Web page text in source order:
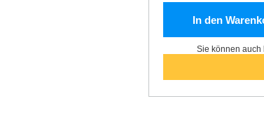
In den
Sie können auch